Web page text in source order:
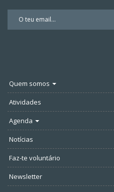
Quem somos
Atividades
Agenda
Notícias
Faz-te voluntário
Newsletter